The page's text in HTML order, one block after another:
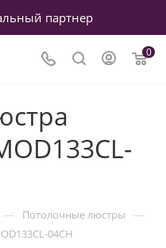
партнер
0
— Потолочные люстры —
04CH